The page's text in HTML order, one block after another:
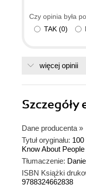
Czy opinia była
TAK (0)
więcej opinii
Szczegóły
Dane producenta »
Tytuł oryginału:
Know About
Tłumaczenie:
ISBN Książki
9788324662838